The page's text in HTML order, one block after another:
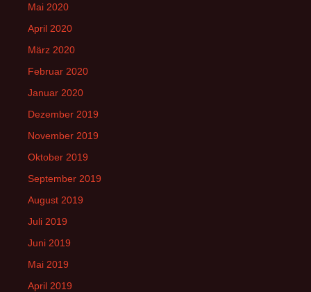
Mai 2020
April 2020
März 2020
Februar 2020
Januar 2020
Dezember 2019
November 2019
Oktober 2019
September 2019
August 2019
Juli 2019
Juni 2019
Mai 2019
April 2019